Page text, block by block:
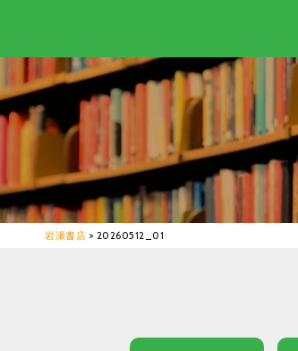
岩瀬書店 > 20260512_01